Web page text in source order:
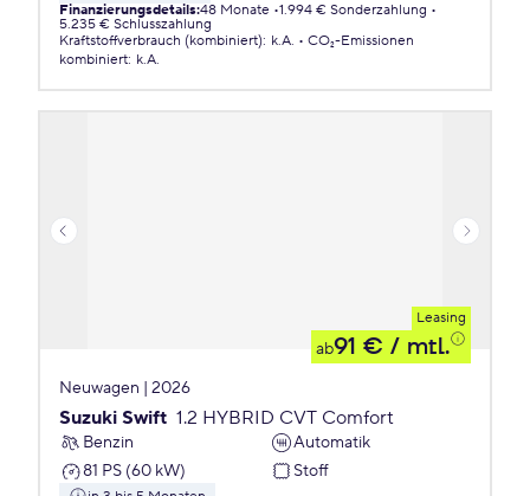
Finanzierungsdetails:48 Monate 1.994 € Sonderzahlung
5.235 € Schlusszahlung
Kraftstoffverbrauch (kombiniert): k.A.
CO₂-Emissionen
kombiniert: k.A.
Leasing
ab91 € / mtl.
Neuwagen | 2026
Suzuki Swift 1.2 HYBRID CVT Comfort
Benzin
Automatik
81 PS (60 kW)
Stoff